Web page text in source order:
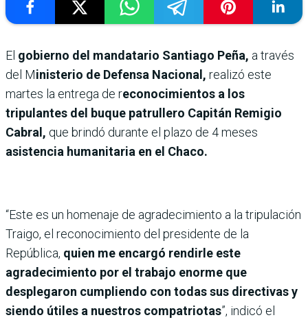
El gobierno del mandatario Santiago Peña, a través
del Ministerio de Defensa Nacional, realizó este
martes la entrega de reconocimientos a los
tripulantes del buque patrullero Capitán Remigio
Cabral, que brindó durante el plazo de 4 meses
asistencia humanitaria en el Chaco.
“Este es un homenaje de agradecimiento a la tripulación
Traigo, el reconocimiento del presidente de la
República, quien me encargó rendirle este
agradecimiento por el trabajo enorme que
desplegaron cumpliendo con todas sus directivas y
siendo útiles a nuestros compatriotas”, indicó el